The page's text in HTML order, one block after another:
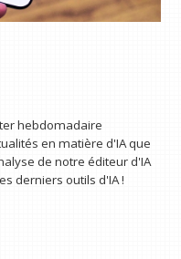
hebdomadaire
en matière d'IA que
de notre éditeur d'IA
derniers outils d'IA !